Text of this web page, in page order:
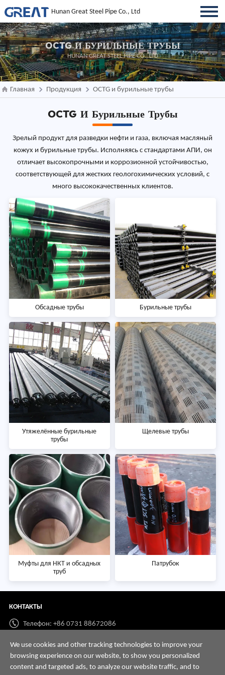
Hunan Great Steel Pipe Co., Ltd
OCTG И БУРИЛЬНЫЕ ТРУБЫ
HUNAN GREAT STEEL PIPE CO., LTD
Главная Продукция OCTG и бурильные трубы
OCTG И Бурильные Трубы
Зрелый продукт для разведки нефти и газа, включая масляный
кожух и бурильные трубы. Исполняясь с стандартами АПИ, он
отличает высокопрочными и коррозионной устойчивостью,
соответствующей для жестких геологохимических условий, с
много высококачественных клиентов.
Обсадные трубы Бурильные трубы
Утяжелённые бурильные
трубы
Щелевые трубы
Муфты для НКТ и обсадных
труб
Патрубок
КОНТАКТЫ
Телефон: +86 0731 88672086
Whatsapp: +86 198 7313 7997
Email: info@hnssd.com
We use cookies and other tracking technologies to improve your
browsing experience on our website, to show you personalized
content and targeted ads, to analyze our website traffic, and to